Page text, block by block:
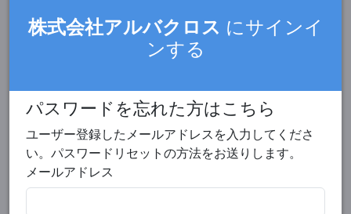
株式会社アルバクロス にサインイ
ンする
パスワードを忘れた方はこちら
ユーザー登録したメールアドレスを入力してくださ
い。パスワードリセットの方法をお送りします。
メールアドレス